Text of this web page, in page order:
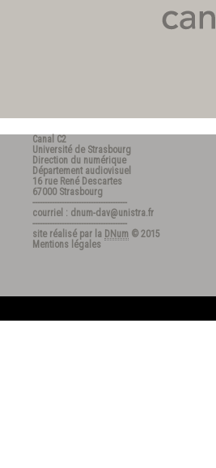
Canal C2
Université de Strasbourg
Direction du numérique
Département audiovisuel
16 rue René Descartes
67000 Strasbourg
---------------------------------------
courriel : dnum-dav@unistra.fr
---------------------------------------
site réalisé par la DNum © 2015
Mentions légales